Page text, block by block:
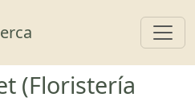
(Floristería